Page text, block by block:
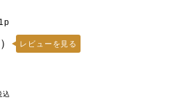
） レビューを見る
込